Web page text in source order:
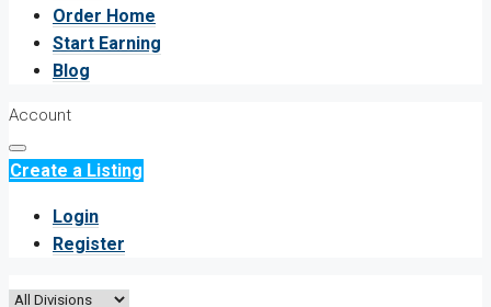
Order Home
Start Earning
Blog
Account
Create a Listing
Login
Register